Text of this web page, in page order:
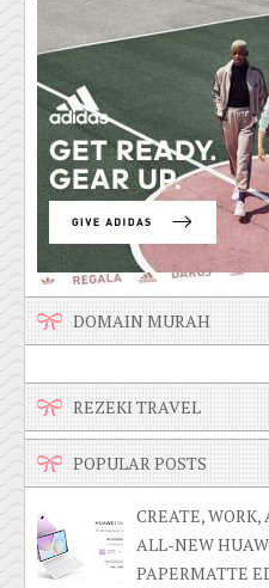
DOMAIN MURAH
REZEKI TRAVEL
POPULAR POSTS
CREATE,
ALL-NEW
PAPERMATTE